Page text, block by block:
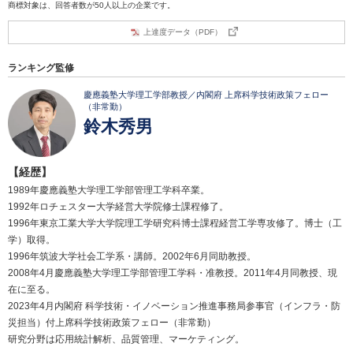
商標対象は、回答者数が50人以上の企業です。
上達度データ（PDF）
ランキング監修
慶應義塾大学理工学部教授／内閣府 上席科学技術政策フェロー
（非常勤）
鈴木秀男
【経歴】
1989年慶應義塾大学理工学部管理工学科卒業。
1992年ロチェスター大学経営大学院修士課程修了。
1996年東京工業大学大学院理工学研究科博士課程経営工学専攻修了。博士（工
学）取得。
1996年筑波大学社会工学系・講師。2002年6月同助教授。
2008年4月慶應義塾大学理工学部管理工学科・准教授。2011年4月同教授、現
在に至る。
2023年4月内閣府 科学技術・イノベーション推進事務局参事官（インフラ・防
災担当）付上席科学技術政策フェロー（非常勤）
研究分野は応用統計解析、品質管理、マーケティング。